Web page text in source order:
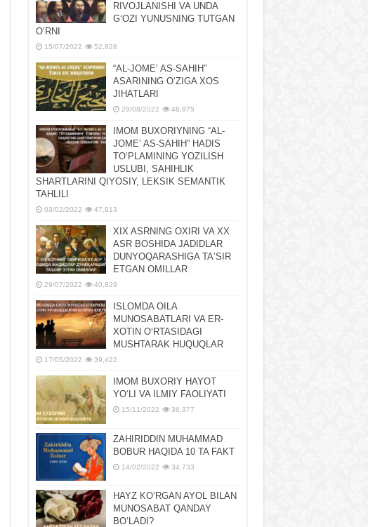
RIVOJLANISHI VA UNDA
GʻOZI YUNUSNING TUTGAN
OʻRNI
15/07/2022 52,828
“AL-JOMEʼ AS-SAHIH”
ASARINING OʻZIGA XOS
JIHATLARI
29/08/2022 48,975
IMOM BUXORIYNING “AL-
JOMEʼ AS-SAHIH” HADIS
TOʻPLAMINING YOZILISH
USLUBI, SAHIHLIK
SHARTLARINI QIYOSIY, LЕKSIK SЕMANTIK
TAHLILI
03/02/2022 47,913
XIX ASRNING OXIRI VA XX
ASR BOSHIDA JADIDLAR
DUNYOQARASHIGA TAʼSIR
ETGAN OMILLAR
29/07/2022 40,829
ISLOMDA OILA
MUNOSABATLARI VA ER-
XOTIN OʻRTASIDAGI
MUSHTARAK HUQUQLAR
17/05/2022 39,422
IMOM BUXORIY HAYOT
YOʻLI VA ILMIY FAOLIYATI
15/11/2022 36,377
ZAHIRIDDIN MUHAMMAD
BOBUR HAQIDA 10 TA FAKT
14/02/2022 34,733
HAYZ KOʻRGAN AYOL BILAN
MUNOSABAT QANDAY
BOʻLADI?